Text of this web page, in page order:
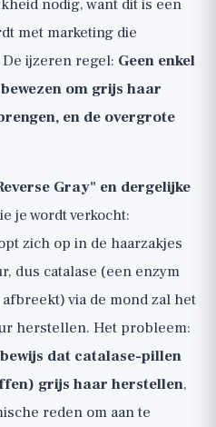
nodig, want dit is een
met marketing die
ijzeren regel: Geen enkel
om grijs haar
en de overgrote
Gray" en dergelijke
je wordt verkocht:
zich op in de haarzakjes
dus catalase (een enzym
via de mond zal het
herstellen. Het probleem:
dat catalase-pillen
grijs haar herstellen,
reden om aan te